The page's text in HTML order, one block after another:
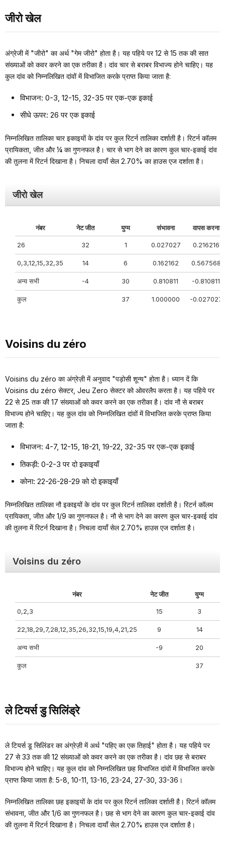
जीरो खेल
अंग्रेजी में "जीरो" का अर्थ "गेम जीरो" होता है। यह पहिये पर 12 से 15 तक की सात
संख्याओं को कवर करने का एक तरीका है। दांव चार से बराबर विभाज्य होने चाहिए। यह
कुल दांव को निम्नलिखित दांवों में विभाजित करके प्राप्त किया जाता है:
विभाजन: 0-3, 12-15, 32-35 पर एक-एक इकाई
सीधे ऊपर: 26 पर एक इकाई
निम्नलिखित तालिका चार इकाइयों के दांव पर कुल रिटर्न तालिका दर्शाती है। रिटर्न कॉलम
प्रायिकता, जीत और ¼ का गुणनफल है। चार से भाग देने का कारण कुल चार-इकाई दांव
की तुलना में रिटर्न दिखाना है। निचला दायाँ सेल 2.70% का हाउस एज दर्शाता है।
जीरो खेल
नंबर नेट जीत युग्म संभावना वापस करना
26 32 1 0.027027 0.216216
0,3,12,15,32,35 14 6 0.162162 0.567568
अन्य सभी -4 30 0.810811 -0.810811
कुल 37 1.000000 -0.027027
Voisins du zéro
Voisins du zéro का अंग्रेज़ी में अनुवाद "पड़ोसी शून्य" होता है। ध्यान दें कि
Voisins du zéro सेक्टर, Jeu Zero सेक्टर को ओवरलैप करता है। यह पहिये पर
22 से 25 तक की 17 संख्याओं को कवर करने का एक तरीका है। दांव नौ से बराबर
विभाज्य होने चाहिए। यह कुल दांव को निम्नलिखित दांवों में विभाजित करके प्राप्त किया
जाता है:
विभाजन: 4-7, 12-15, 18-21, 19-22, 32-35 पर एक-एक इकाई
तिकड़ी: 0-2-3 पर दो इकाइयाँ
कोना: 22-26-28-29 को दो इकाइयाँ
निम्नलिखित तालिका नौ इकाइयों के दांव पर कुल रिटर्न तालिका दर्शाती है। रिटर्न कॉलम
प्रायिकता, जीत और 1/9 का गुणनफल है। नौ से भाग देने का कारण कुल चार-इकाई दांव
की तुलना में रिटर्न दिखाना है। निचला दायाँ सेल 2.70% हाउस एज दर्शाता है।
Voisins du zéro
नंबर नेट जीत युग्म
0,2,3 15 3
22,18,29,7,28,12,35,26,32,15,19,4,21,25 9 14
अन्य सभी -9 20
कुल 37
ले टियर्स डु सिलिंड्रे
ले टियर्स डू सिलिंडर का अंग्रेज़ी में अर्थ "पहिए का एक तिहाई" होता है। यह पहिये पर
27 से 33 तक की 12 संख्याओं को कवर करने का एक तरीका है। दांव छह से बराबर
विभाज्य होने चाहिए। यह कुल दांव को निम्नलिखित छह विभाजित दांवों में विभाजित करके
प्राप्त किया जाता है: 5-8, 10-11, 13-16, 23-24, 27-30, 33-36।
निम्नलिखित तालिका छह इकाइयों के दांव पर कुल रिटर्न तालिका दर्शाती है। रिटर्न कॉलम
संभावना, जीत और 1/6 का गुणनफल है। छह से भाग देने का कारण कुल चार-इकाई दांव
की तुलना में रिटर्न दिखाना है। निचला दायाँ सेल 2.70% हाउस एज दर्शाता है।